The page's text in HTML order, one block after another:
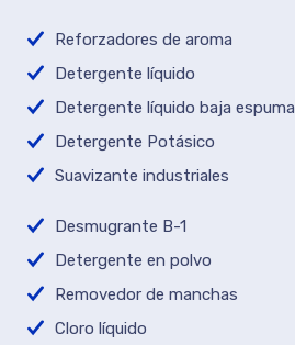
Reforzadores de aroma
Detergente líquido
Detergente líquido baja espuma
Detergente Potásico
Suavizante industriales
Desmugrante B-1
Detergente en polvo
Removedor de manchas
Cloro líquido